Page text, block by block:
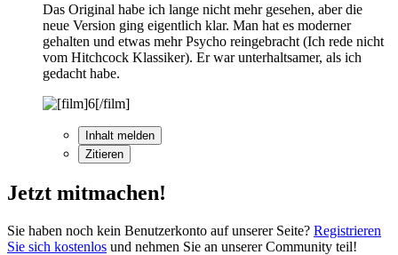
Das Original habe ich lange nicht mehr gesehen, aber die
neue Version ging eigentlich klar. Man hat es moderner
gehalten und etwas mehr Psycho reingebracht (Ich rede nicht
vom Hitchcock Klassiker). Er war unterhaltsamer, als ich
gedacht habe.
Inhalt melden
Zitieren
Jetzt mitmachen!
Sie haben noch kein Benutzerkonto auf unserer Seite? Registrieren
Sie sich kostenlos und nehmen Sie an unserer Community teil!